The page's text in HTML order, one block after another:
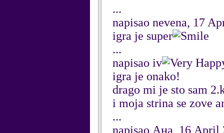
...
napisao nevena, 17
igra je super
...
napisao iv
igra je onako!
drago mi je sto sam
i moja strina se zove
...
napisao Ана, 16 April